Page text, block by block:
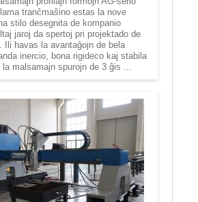
tranĉmaŝino estas la nove
stilo desegnita de kompanio
jaroj da spertoj pri projektado de
Ili havas la avantaĝojn de bela
inercio, bona rigideco kaj stabila
malsamajn spurojn de 3 ĝis ...